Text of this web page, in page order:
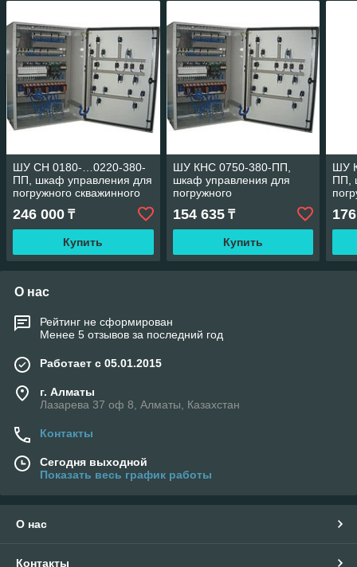
ШУ СН 0180-…0220-380-
ПП, шкаф управления для
погружного скважинного
насоса (прямой пуск)
246 000 ₸
Купить
ШУ КНС 0750-380-ПП,
шкаф управления для
погружного
канализационного насоса
(прямой пуск)
154 635₸
Купить
ШУ
ПП,
О нас
Рейтинг не сформирован
Менее 5 отзывов за последний год
Работает с 05.01.2015
г. Алматы
Лазарева 37 оф 8, Алматы, Казахстан
Контакты
Сегодня выходной
Показать весь график работы
О нас
Контакты